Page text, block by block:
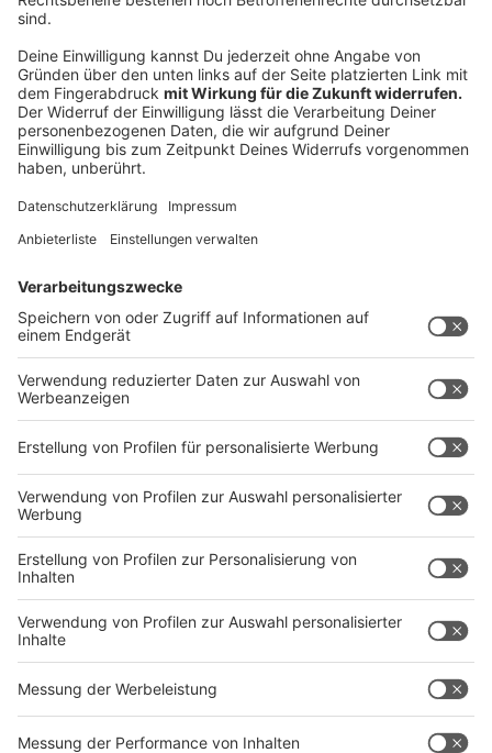
Anzeige
Die Single "Night Or Day" vom neuen Album
von Franz Ferdinand
Zustimmung, um den YouTube
Video-Service zu laden!
Wir verwenden einen Service eines
Drittanbieters, um Videoinhalte
einzubetten. Dieser Service kann
Daten zu Ihren Aktivitäten
sammeln. Bitte lesen Sie die
Nutzung des Service zu, um dieses
Mehr Informationen
powered byUsercentrics Consent
Management Platform
Eine der neuen Singles von Franz Ferdinand heißt
"Night Or Day" - ihr hört sie hier im besten Mix.
Anzeige